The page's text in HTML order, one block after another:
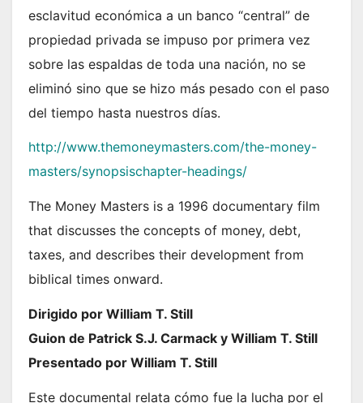
esclavitud económica a un banco “central” de
propiedad privada se impuso por primera vez
sobre las espaldas de toda una nación, no se
eliminó sino que se hizo más pesado con el paso
del tiempo hasta nuestros días.
http://www.themoneymasters.com/the-money-
masters/synopsischapter-headings/
The Money Masters is a 1996 documentary film
that discusses the concepts of money, debt,
taxes, and describes their development from
biblical times onward.
Dirigido por William T. Still
Guion de Patrick S.J. Carmack y William T. Still
Presentado por William T. Still
Este documental relata cómo fue la lucha por el